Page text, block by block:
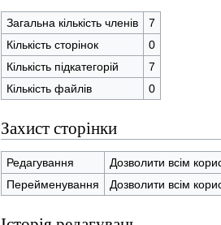
Загальна кількість членів
7
Кількість сторінок
0
Кількість підкатегорій
7
Кількість файлів
0
Захист сторінки
Редагування
Дозволити всім
Перейменування
Дозволити всім